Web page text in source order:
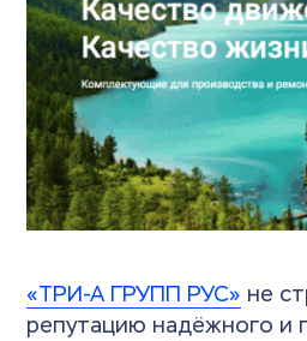
«ТРИ-А ГРУПП РУС» не
репутацию надёжного и